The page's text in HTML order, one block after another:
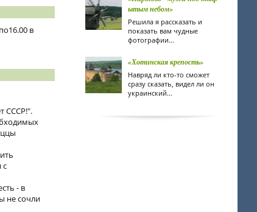
в
СССР!".
с
- в
не сочли
ытым небом»
Решила я рассказать и
показать вам чудные
фотографии...
«Хотинская крепость»
Навряд ли кто-то сможет
сразу сказать, видел ли он
украинский...